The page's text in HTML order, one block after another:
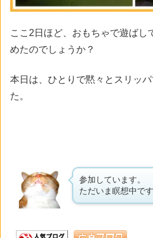
ここ2日ほど、おもちゃで遊ばし
めたのでしょうか？
本日は、ひとりで黙々とスリッ
た。
参加しています。
ただいま瞑想中です